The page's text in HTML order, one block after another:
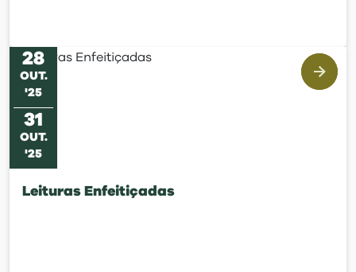
28
OUT.
'25
31
OUT.
'25
Leituras Enfeitiçadas